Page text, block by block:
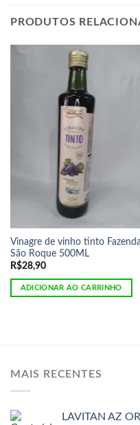
PRODUTOS
Vinagre de vinho tinto Fazenda
São Roque 500ML
R$28,90
ADICIONAR AO CARRINHO
MAIS RECENTES
LAVITAN AZ